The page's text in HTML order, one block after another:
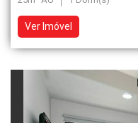
Ver Imóvel